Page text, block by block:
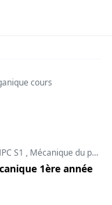
cours
S1 , Mécanique du point
1ère année